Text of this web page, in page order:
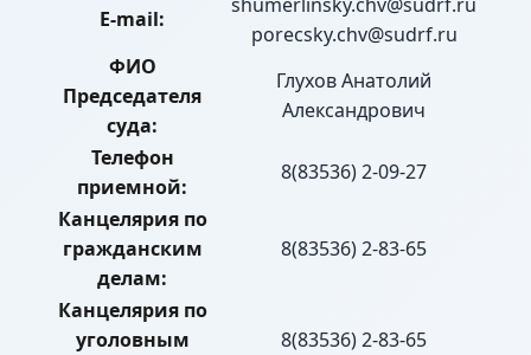
E-mail:
porecsky.chv@sudrf.ru
ФИО
Председателя
суда:
Глухов Анатолий
Александрович
Телефон
приемной:
8(83536) 2-09-27
Канцелярия по
гражданским
делам:
8(83536) 2-83-65
Канцелярия по
уголовным
8(83536) 2-83-65